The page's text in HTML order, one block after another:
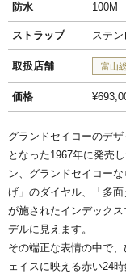
防水 100M
ストラップ ステ
取扱店舗 富山
価格
グランドセイコーのデ
となった1967年に発売
ン、グランドセイコー
げ」のダイヤル、「多
が施されたインデック
デルに見えます。
その端正な表情の中で
ェイスに映える赤い24時